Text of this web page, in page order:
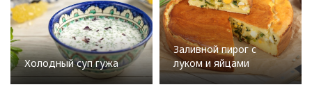
Холодный суп гужа
Заливной пирог с
луком и яйцами